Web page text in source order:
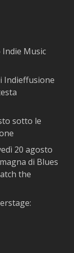
Indie Music
Indieffusione
sotto le
20 agosto
di Blues
the